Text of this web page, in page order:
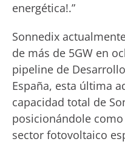
energética!.”
Sonnedix
de más de 5GW en
pipeline de
España, esta última
capacidad total de
posicionándole
sector fotovoltaico